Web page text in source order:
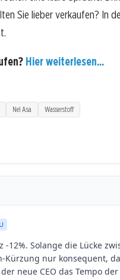
Sie lieber verkaufen? In
Hier weiterlesen...
Nel Asa Wasserstoff